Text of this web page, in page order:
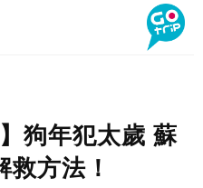
狗年犯太歲 蘇
救方法！